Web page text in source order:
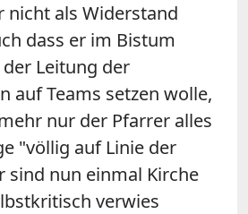
nicht als Widerstand
dass er im Bistum
Leitung der
auf Teams setzen wolle,
nur der Pfarrer alles
"völlig auf Linie der
nun einmal Kirche
verwies